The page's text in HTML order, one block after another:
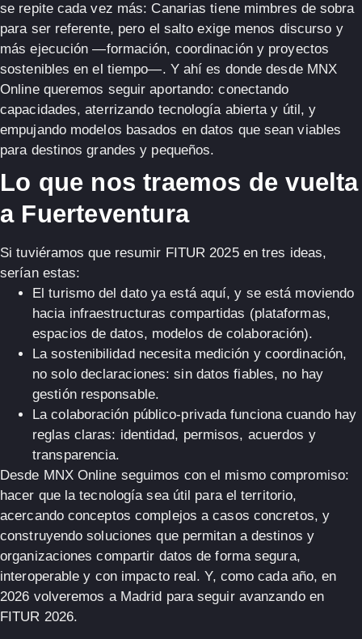
se repite cada vez más: Canarias tiene mimbres de sobra
para ser referente, pero el salto exige menos discurso y
más ejecución —formación, coordinación y proyectos
sostenibles en el tiempo—. Y ahí es donde desde MNX
Onlinequeremos seguir aportando: conectando
capacidades, aterrizando tecnología abierta y útil, y
empujando modelos basados en datos que sean viables
para destinos grandes y pequeños.
Lo que nos traemos de vuelta
a Fuerteventura
Si tuviéramos que resumir FITUR 2025 en tres ideas,
serían estas:
El turismo del dato ya está aquí, y se está moviendo
hacia infraestructuras compartidas (plataformas,
espacios de datos, modelos de colaboración).
La sostenibilidad necesita medición y coordinación,
no solo declaraciones: sin datos fiables, no hay
gestión responsable.
La colaboración público-privada funciona cuando hay
reglas claras: identidad, permisos, acuerdos y
transparencia.
Desde MNX Online seguimos con el mismo compromiso:
hacer que la tecnología sea útil para el territorio,
acercando conceptos complejos a casos concretos, y
construyendo soluciones que permitan a destinos y
organizaciones compartir datos de forma segura,
interoperable y con impacto real.Y, como cada año, en
2026 volveremos a Madrid para seguir avanzando en
FITUR 2026.